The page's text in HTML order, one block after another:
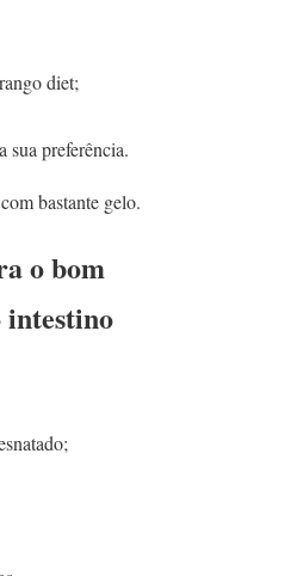
diet;
sua preferência.
bastante gelo.
o bom
intestino